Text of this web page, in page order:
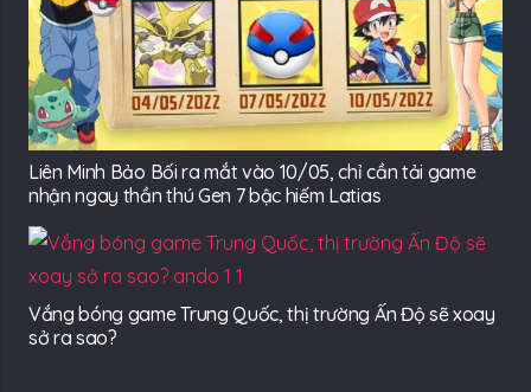
Liên Minh Bảo Bối ra mắt vào 10/05, chỉ cần tải game
nhận ngay thần thú Gen 7 bậc hiếm Latias
Vắng bóng game Trung Quốc, thị trường Ấn Độ sẽ xoay
sở ra sao?